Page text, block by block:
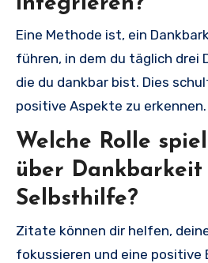
Eine Methode ist, ein
führen, in dem du täglich drei
die du dankbar bist. Dies
positive Aspekte zu erkennen.
Welche Rolle
über
Selbsthilfe?
Zitate können dir helfen,
fokussieren und eine positive